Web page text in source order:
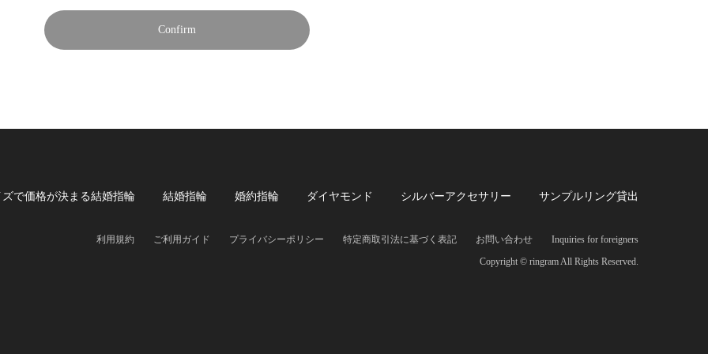
Confirm
ズで価格が決まる結婚指輪 結婚指輪 婚約指輪 ダイヤモンド シルバーアクセサリー サンプルリング貸出
利用規約 ご利用ガイド プライバシーポリシー 特定商取引法に基づく表記 お問い合わせ
Inquiries for foreigners
Copyright © ringram All Rights Reserved.